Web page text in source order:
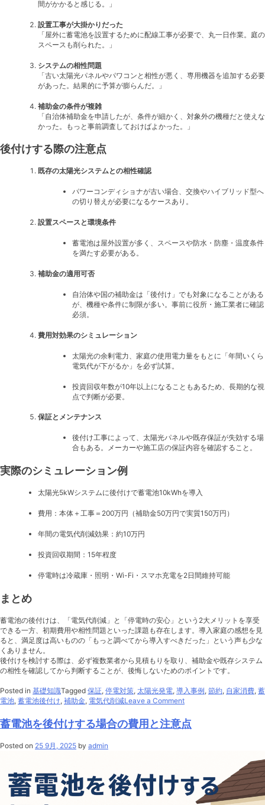
間がかかると感じる。」
設置工事が大掛かりだった
「屋外に蓄電池を設置するために配線工事が必要で、丸一日作業。庭の
スペースも削られた。」
システムの相性問題
「古い太陽光パネルやパワコンと相性が悪く、専用機器を追加する必要
があった。結果的に予算が膨らんだ。」
補助金の条件が複雑
「自治体補助金を申請したが、条件が細かく、対象外の機種だと使えな
かった。もっと事前調査しておけばよかった。」
後付けする際の注意点
既存の太陽光システムとの相性確認
パワーコンディショナが古い場合、交換やハイブリッド型へ
の切り替えが必要になるケースあり。
設置スペースと環境条件
蓄電池は屋外設置が多く、スペースや防水・防塵・温度条件
を満たす必要がある。
補助金の適用可否
自治体や国の補助金は「後付け」でも対象になることがある
が、機種や条件に制限が多い。事前に役所・施工業者に確認
必須。
費用対効果のシミュレーション
太陽光の余剰電力、家庭の使用電力量をもとに「年間いくら
電気代が下がるか」を必ず試算。
投資回収年数が10年以上になることもあるため、長期的な視
点で判断が必要。
保証とメンテナンス
後付け工事によって、太陽光パネルや既存保証が失効する場
合もある。メーカーや施工店の保証内容を確認すること。
実際のシミュレーション例
太陽光5kWシステムに後付けで蓄電池10kWhを導入
費用：本体＋工事＝200万円（補助金50万円で実質150万円）
年間の電気代削減効果：約10万円
投資回収期間：15年程度
停電時は冷蔵庫・照明・Wi-Fi・スマホ充電を2日間維持可能
まとめ
蓄電池の後付けは、「電気代削減」と「停電時の安心」という2大メリットを享受
できる一方、初期費用や相性問題といった課題も存在します。導入家庭の感想を見
ると、満足度は高いものの「もっと調べてから導入すべきだった」という声も少な
くありません。
後付けを検討する際は、必ず複数業者から見積もりを取り、補助金や既存システム
の相性を確認してから判断することが、後悔しないためのポイントです。
Posted in 基礎知識Tagged 保証, 停電対策, 太陽光発電, 導入事例, 節約, 自家消費, 蓄
電池, 蓄電池後付け, 補助金, 電気代削減Leave a Commenton
電
池
し
た
蓄電池を後付けする場合の費用と注意点
Posted on 25 9月, 2025 by admin